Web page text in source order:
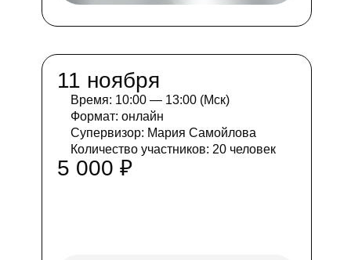
11 ноября
Время: 10:00 — 13:00 (Мск)
Формат: онлайн
Супервизор: Мария Самойлова
Количество участников: 20 человек
5 000 ₽